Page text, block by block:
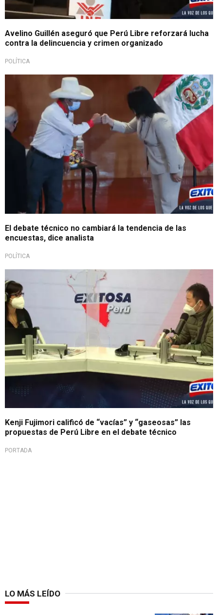
Avelino Guillén aseguró que Perú Libre reforzará lucha
contra la delincuencia y crimen organizado
POLÍTICA
El debate técnico no cambiará la tendencia de las
encuestas, dice analista
POLÍTICA
Kenji Fujimori calificó de “vacías” y “gaseosas” las
propuestas de Perú Libre en el debate técnico
PORTADA
LO MÁS LEÍDO